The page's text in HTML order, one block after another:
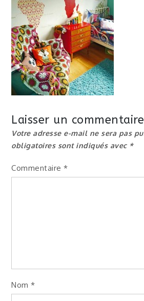
Laisser un commentaire
Votre adresse e-mail ne sera pas
obligatoires sont indiqués avec *
Commentaire*
Nom*